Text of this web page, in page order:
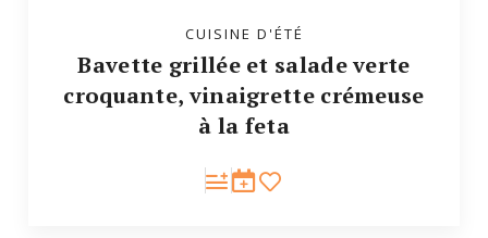
CUISINE D'ÉTÉ
Bavette grillée et salade verte
croquante, vinaigrette crémeuse
à la feta